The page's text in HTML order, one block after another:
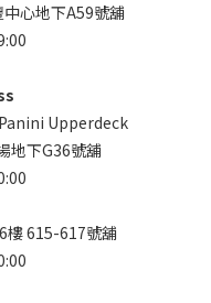
心地下A59號舖
Upperdeck
地下G36號舖
樓 615-617號舖